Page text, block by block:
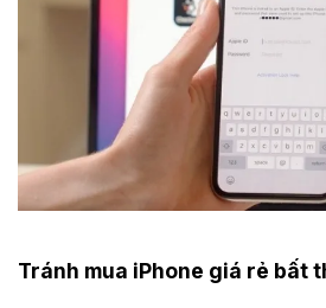
Tránh mua iPhone giá rẻ bất